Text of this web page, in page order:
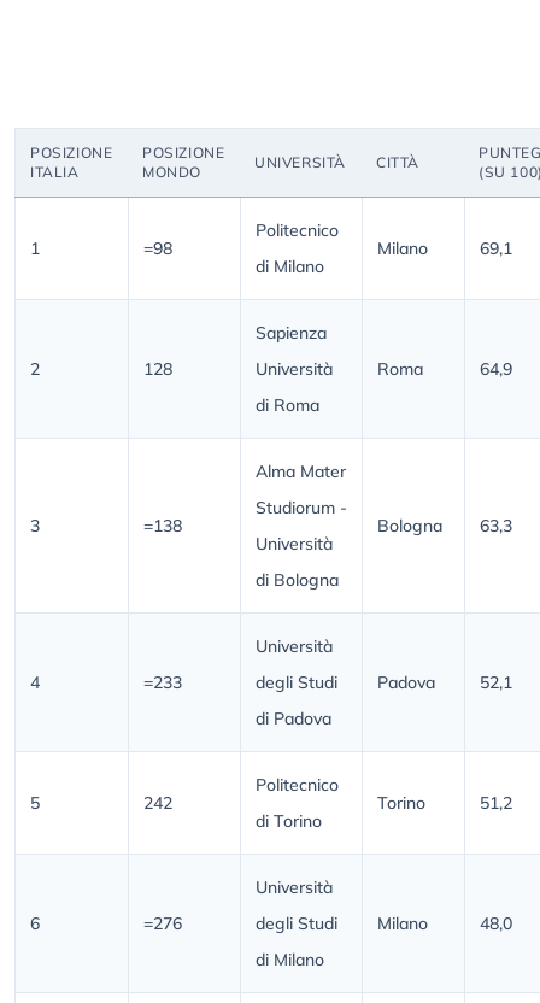
POSIZIONE
ITALIA
POSIZIONE
MONDO
UNIVERSITÀ CITTÀ
(SU
1 =98
Politecnico
di Milano
Milano 69,1
2 128
Sapienza
Università
di Roma
Roma 64,9
3 =138
Alma Mater
Studiorum -
Università
di Bologna
Bologna 63,3
4 =233
Università
degli Studi
di Padova
Padova 52,1
5 242
Politecnico
di Torino
Torino 51,2
6 =276
Università
degli Studi
di Milano
Milano 48,0